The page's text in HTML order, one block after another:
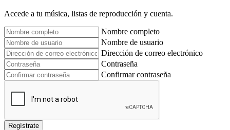
Accede a tu música, listas de reproducción y cuenta.
Nombre completo
Nombre de usuario
Dirección de correo electrónico
Contraseña
Confirmar contraseña
Regístrate